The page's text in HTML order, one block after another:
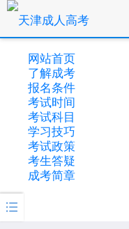
网站首页
了解成考
报名条件
考试时间
考试科目
学习技巧
考试政策
考生答疑
成考简章
